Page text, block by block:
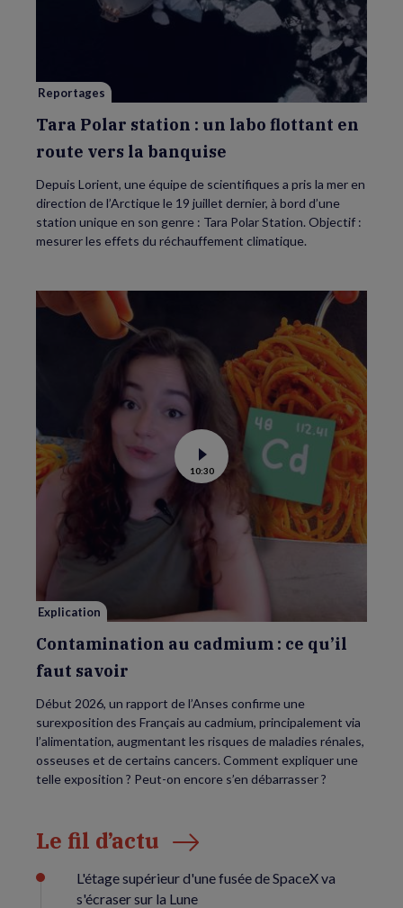
station
:
la
banquise
Reportages
Tara Polar station : un labo flottant en
route vers la banquise
Depuis Lorient, une équipe de scientifiques a pris la mer en
direction de l’Arctique le 19 juillet dernier, à bord d’une
station unique en son genre : Tara Polar Station. Objectif :
mesurer les effets du réchauffement climatique.
Voir
la
vidéo
Contamination
au
cadmium :
10:30
Explication
Contamination au cadmium : ce qu’il
faut savoir
Début 2026, un rapport de l’Anses confirme une
surexposition des Français au cadmium, principalement via
l’alimentation, augmentant les risques de maladies rénales,
osseuses et de certains cancers. Comment expliquer une
telle exposition ? Peut-on encore s’en débarrasser ?
Le fil d’actu
L'étage supérieur d'une fusée de SpaceX va
s'écraser sur la Lune